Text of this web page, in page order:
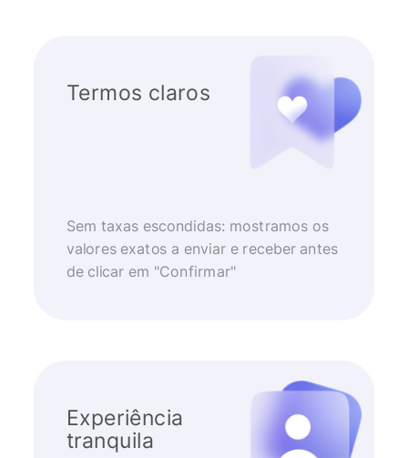
Termos claros
Sem taxas escondidas: mostramos os
valores exatos a enviar e receber antes
de clicar em "Confirmar"
Experiência
tranquila